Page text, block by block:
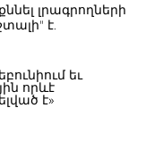
լրագրողների
է.